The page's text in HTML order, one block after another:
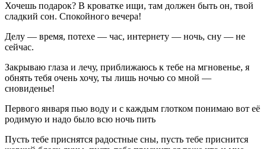
Хочешь подарок? В кроватке ищи, там должен быть он, твой
сладкий сон. Спокойного вечера!
Делу — время, потехе — час, интернету — ночь, сну — не
сейчас.
Закрываю глаза и лечу, приближаюсь к тебе на мгновенье, я
обнять тебя очень хочу, ты лишь ночью со мной —
сновиденье!
Первого января пью воду и с каждым глотком понимаю вот её
родимую и надо было всю ночь пить
Пусть тебе приснятся радостные сны, пусть тебе приснится